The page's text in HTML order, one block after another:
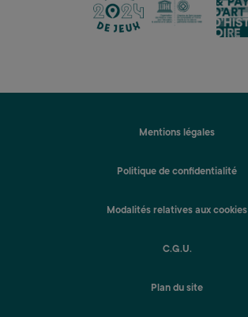
lien lien lien
Mentions légales
Politique de confidentialité
Modalités relatives aux cookies
C.G.U.
Plan du site